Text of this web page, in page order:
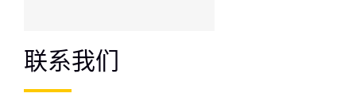
联系我们